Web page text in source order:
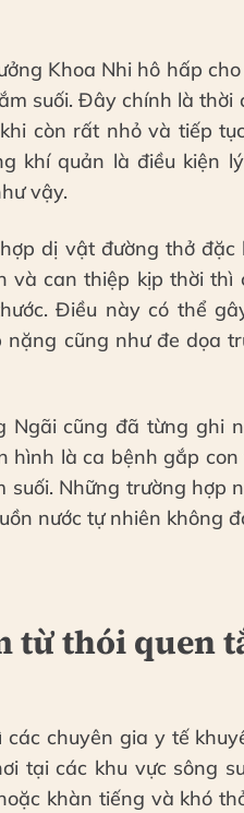
Khoa Nhi hô hấp
suối. Đây chính là thời
còn rất nhỏ và tiếp
khí quản là điều kiện
vậy.
dị vật đường thở đặc
và can thiệp kịp thời thì
Điều này có thể
cũng như đe dọa
Ngãi cũng đã từng ghi
hình là ca bệnh gắp
Những trường hợp
nước tự nhiên không
từ thói quen
chuyên gia y tế
tại các khu vực sông
khàn tiếng và khó